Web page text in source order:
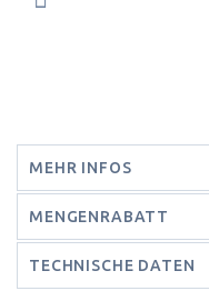
MEHR INFOS
MENGENRABATT
TECHNISCHE DATEN